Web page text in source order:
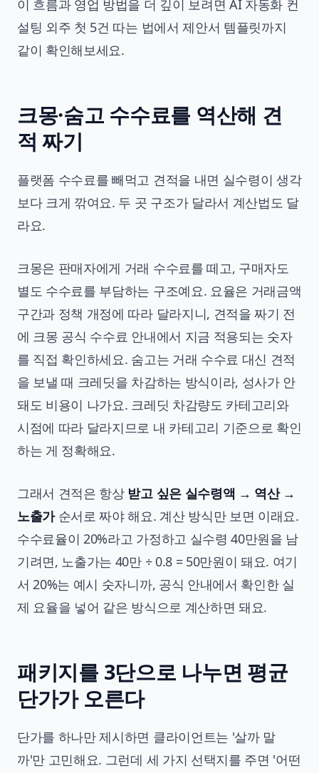
이 흐름과 영업 방법을 더 깊이 보려면 AI 자동화 컨
설팅 외주 첫 5건 따는 법에서 제안서 템플릿까지
같이 확인해보세요.
크몽·숨고 수수료를 역산해 견
적 짜기
플랫폼 수수료를 빼먹고 견적을 내면 실수령이 생각
보다 크게 깎여요. 두 곳 구조가 달라서 계산법도 달
라요.
크몽은 판매자에게 거래 수수료를 떼고, 구매자도
별도 수수료를 부담하는 구조예요. 요율은 거래금액
구간과 정책 개정에 따라 달라지니, 견적을 짜기 전
에 크몽 공식 수수료 안내에서 지금 적용되는 숫자
를 직접 확인하세요. 숨고는 거래 수수료 대신 견적
을 보낼 때 크레딧을 차감하는 방식이라, 성사가 안
돼도 비용이 나가요. 크레딧 차감량도 카테고리와
시점에 따라 달라지므로 내 카테고리 기준으로 확인
하는 게 정확해요.
그래서 견적은 항상 받고 싶은 실수령액 → 역산 →
노출가순서로 짜야 해요. 계산 방식만 보면 이래요.
수수료율이 20%라고 가정하고 실수령 40만원을 남
기려면, 노출가는 40만 ÷ 0.8 = 50만원이 돼요. 여기
서 20%는 예시 숫자니까, 공식 안내에서 확인한 실
제 요율을 넣어 같은 방식으로 계산하면 돼요.
패키지를 3단으로 나누면 평균
단가가 오른다
단가를 하나만 제시하면 클라이언트는 '살까 말
까'만 고민해요. 그런데 세 가지 선택지를 주면 '어떤